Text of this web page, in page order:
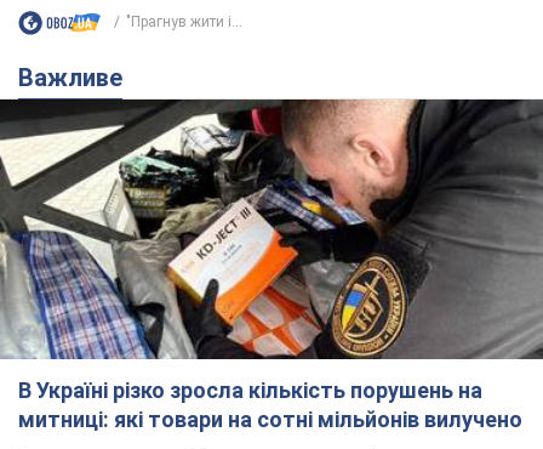
"Прагнув жити і...
Важливе
В Україні різко зросла кількість порушень на
митниці: які товари на сотні мільйонів вилучено